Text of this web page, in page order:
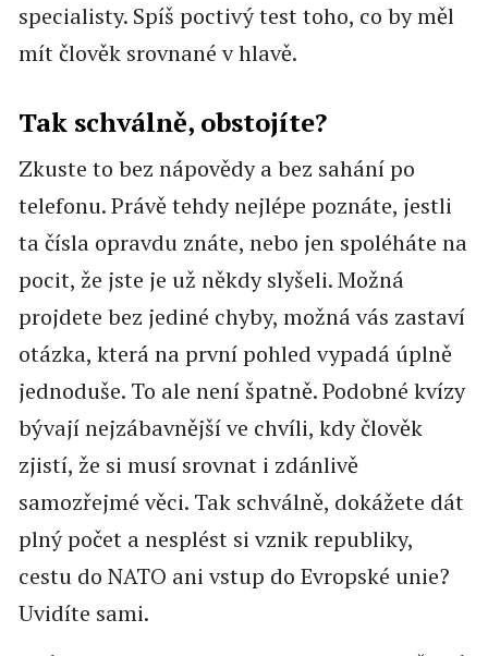
specialisty. Spíš poctivý test toho, co by měl
mít člověk srovnané v hlavě.
Tak schválně, obstojíte?
Zkuste to bez nápovědy a bez sahání po
telefonu. Právě tehdy nejlépe poznáte, jestli
ta čísla opravdu znáte, nebo jen spoléháte na
pocit, že jste je už někdy slyšeli. Možná
projdete bez jediné chyby, možná vás zastaví
otázka, která na první pohled vypadá úplně
jednoduše. To ale není špatně. Podobné kvízy
bývají nejzábavnější ve chvíli, kdy člověk
zjistí, že si musí srovnat i zdánlivě
samozřejmé věci. Tak schválně, dokážete dát
plný počet a nesplést si vznik republiky,
cestu do NATO ani vstup do Evropské unie?
Uvidíte sami.